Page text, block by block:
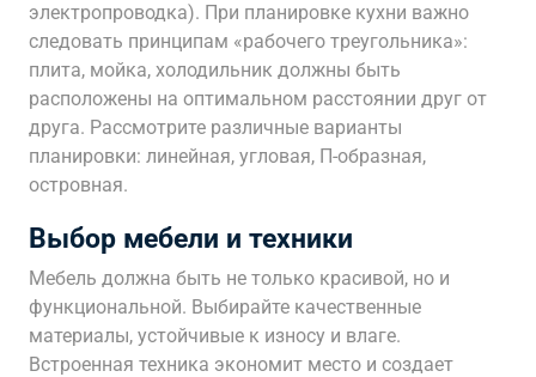
электропроводка). При планировке кухни важно
следовать принципам «рабочего треугольника»:
плита, мойка, холодильник должны быть
расположены на оптимальном расстоянии друг от
друга. Рассмотрите различные варианты
планировки: линейная, угловая, П-образная,
островная.
Выбор мебели и техники
Мебель должна быть не только красивой, но и
функциональной. Выбирайте качественные
материалы, устойчивые к износу и влаге.
Встроенная техника экономит место и создает